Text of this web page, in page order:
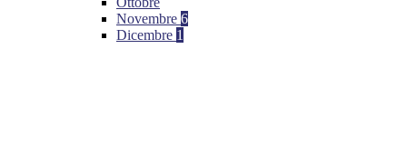
Novembre 6
Dicembre 1